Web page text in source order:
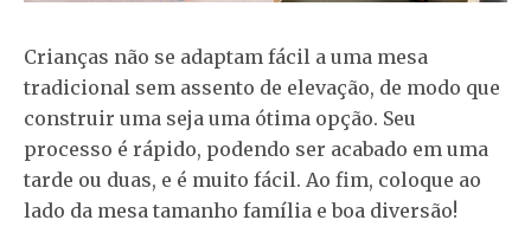
Crianças não se adaptam fácil a uma mesa
tradicional sem assento de elevação, de modo que
construir uma seja uma ótima opção. Seu
processo é rápido, podendo ser acabado em uma
tarde ou duas, e é muito fácil. Ao fim, coloque ao
lado da mesa tamanho família e boa diversão!